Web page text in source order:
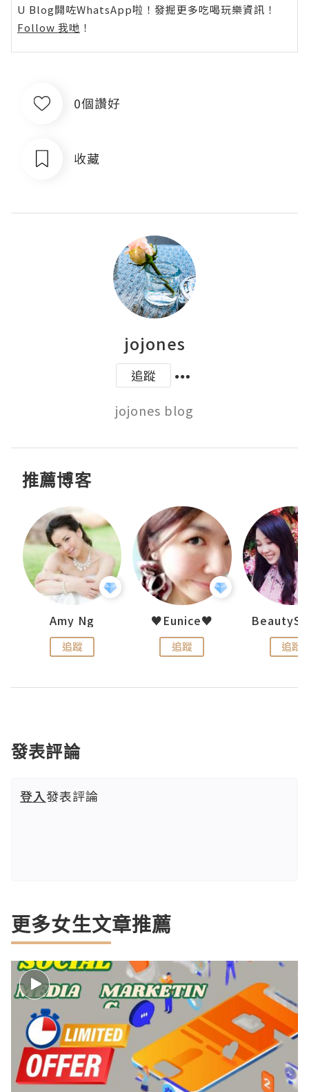
U Blog開咗WhatsApp啦！發掘更多吃喝玩樂資訊！
Follow 我哋 ！
0個讚好
收藏
jojones
追蹤
jojones blog
推薦博客
Amy Ng
追蹤
♥Eunice♥
追蹤 追蹤
發表評論
登入發表評論
更多女生文章推薦